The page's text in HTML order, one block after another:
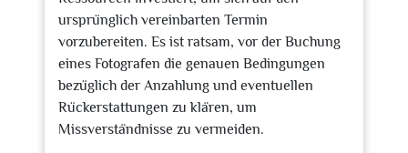
ursprünglich vereinbarten Termin
vorzubereiten. Es ist ratsam, vor der Buchung
eines Fotografen die genauen Bedingungen
bezüglich der Anzahlung und eventuellen
Rückerstattungen zu klären, um
Missverständnisse zu vermeiden.